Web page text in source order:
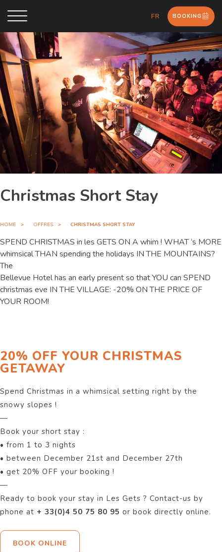
FR BOOKING
Christmas Short Stay
HOME OFFRES CHRISTMAS SHORT STAY
SPEND CHRISTMAS in les GETS ON A whim ! WHAT ‘s MORE
whimsical THAN spending the holidays IN THE MOUNTAINS?
The
Bellevue Hotel has an early present so that YOU can SPEND
christmas eve IN THE VILLAGE: -20% ON THE PRICE OF
YOUR ROOM!
20% OFF YOUR CHRISTMAS
GETAWAY
Spend Christmas in a whimsical setting right by the
snowy slopes !
—
Book your short stay :
• from 1 to 3 nights
• between December 21st and December 27th
• get 20% OFF your booking !
—
Ready to book your stay in Les Gets ? Contact-us by
phone at + 33(0)4 50 75 80 95 or book directly online.
BOOK ONLINE